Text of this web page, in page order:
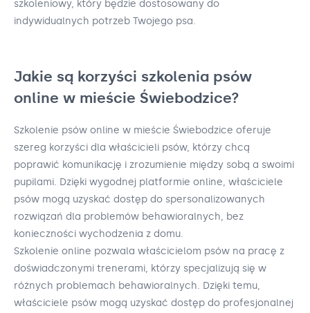
szkoleniowy, który będzie dostosowany do
indywidualnych potrzeb Twojego psa.
Jakie są korzyści szkolenia psów
online w mieście Świebodzice?
Szkolenie psów online w mieście Świebodzice oferuje
szereg korzyści dla właścicieli psów, którzy chcą
poprawić komunikację i zrozumienie między sobą a swoimi
pupilami. Dzięki wygodnej platformie online, właściciele
psów mogą uzyskać dostęp do spersonalizowanych
rozwiązań dla problemów behawioralnych, bez
konieczności wychodzenia z domu.
Szkolenie online pozwala właścicielom psów na pracę z
doświadczonymi trenerami, którzy specjalizują się w
różnych problemach behawioralnych. Dzięki temu,
właściciele psów mogą uzyskać dostęp do profesjonalnej